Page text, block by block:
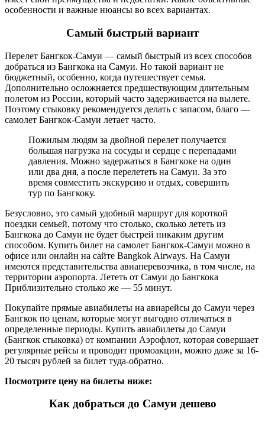
особенности и важные нюансы во всех вариантах.
Самый быстрый вариант
Перелет Бангкок-Самуи — самый быстрый из всех способов
добраться из Бангкока на Самуи. Но такой вариант не
бюджетный, особенно, когда путешествует семья.
Дополнительно осложняется предшествующим длительным
полетом из России, который часто задерживается на вылете.
Поэтому стыковку рекомендуется делать с запасом, благо —
самолет Бангкок-Самуи летает часто.
Пожилым людям за двойной перелет получается
большая нагрузка на сосуды и сердце с перепадами
давления. Можно задержаться в Бангкоке на один
или два дня, а после перелететь на Самуи. За это
время совместить экскурсию и отдых, совершить
тур по Бангкоку.
Безусловно, это самый удобный маршрут для короткой
поездки семьей, потому что столько, сколько лететь из
Бангкока до Самуи не будет быстрей никаким другим
способом. Купить билет на самолет Бангкок-Самуи можно в
офисе или онлайн на сайте Bangkok Airways. На Самуи
имеются представительства авиаперевозчика, в том числе, на
территории аэропорта. Лететь от Самуи до Бангкока
Приблизительно столько же — 55 минут.
Покупайте прямые авиабилеты на авиарейсы до Самуи через
Бангкок по ценам, которые могут выгодно отличаться в
определенные периоды. Купить авиабилеты до Самуи
(Бангкок стыковка) от компании Аэрофлот, которая совершает
регулярные рейсы и проводит промоакции, можно даже за 16-
20 тысяч рублей за билет туда-обратно.
Посмотрите цену на билеты ниже:
Как добраться до Самуи дешево